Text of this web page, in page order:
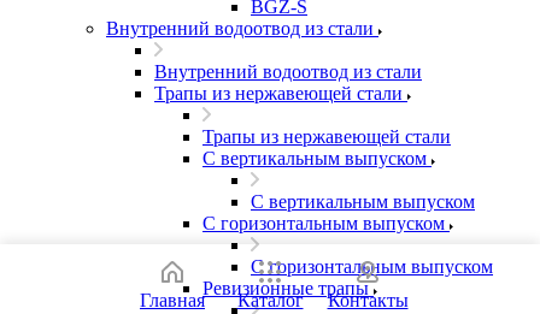
BGZ-S
Внутренний водоотвод из стали
Внутренний водоотвод из стали
Трапы из нержавеющей стали
Трапы из нержавеющей стали
С вертикальным выпуском
С вертикальным выпуском
С горизонтальным выпуском
С горизонтальным выпуском
Ревизионные трапы
Главная Каталог Контакты